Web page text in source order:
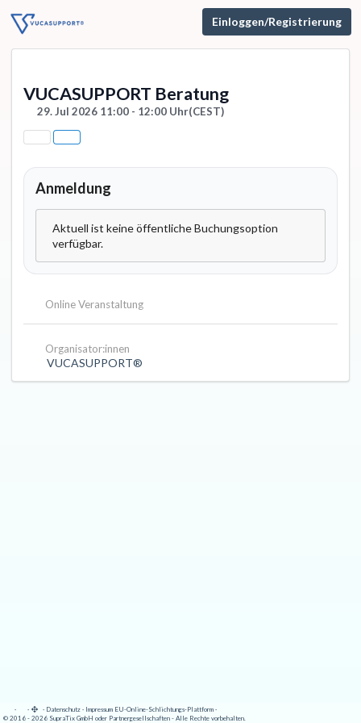
Einloggen/Registrierung
VUCASUPPORT Beratung
29. Jul 2026 11:00 - 12:00 Uhr(CEST)
Anmeldung
Aktuell ist keine öffentliche Buchungsoption
verfügbar.
Online Veranstaltung
Organisator:innen
VUCASUPPORT®
· · · Datenschutz · Impressum EU-Online-Schlichtungs-Plattform ·
© 2016 - 2026 SupraTix GmbH oder Partnergesellschaften - Alle Rechte vorbehalten.